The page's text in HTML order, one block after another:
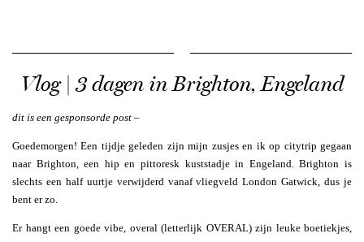
Vlog | 3 dagen in Brighton, Engeland
dit is een gesponsorde post –
Goedemorgen! Een tijdje geleden zijn mijn zusjes en ik op citytrip gegaan
naar Brighton, een hip en pittoresk kuststadje in Engeland. Brighton is
slechts een half uurtje verwijderd vanaf vliegveld London Gatwick, dus je
bent er zo.
Er hangt een goede vibe, overal (letterlijk OVERAL) zijn leuke boetiekjes,